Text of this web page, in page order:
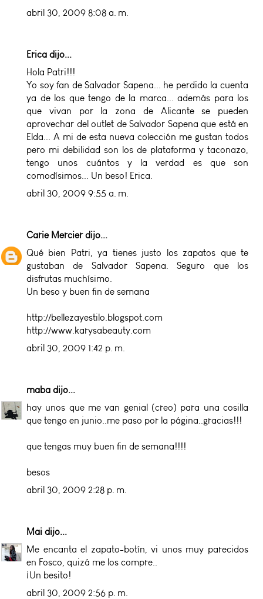
abril 30, 2009 8:08 a. m.
Erica dijo...
Hola Patri!!!
Yo soy fan de Salvador Sapena... he perdido la cuenta
ya de los que tengo de la marca... además para los
que vivan por la zona de Alicante se pueden
aprovechar del outlet de Salvador Sapena que está en
Elda... A mi de esta nueva colección me gustan todos
pero mi debilidad son los de plataforma y taconazo,
tengo unos cuántos y la verdad es que son
comodísimos... Un beso! Erica.
abril 30, 2009 9:55 a. m.
Carie Mercierdijo...
Qué bien Patri, ya tienes justo los zapatos que te
gustaban de Salvador Sapena. Seguro que los
disfrutas muchísimo.
Un beso y buen fin de semana
http://bellezayestilo.blogspot.com
http://www.karysabeauty.com
abril 30, 2009 1:42 p. m.
maba dijo...
hay unos que me van genial (creo) para una cosilla
que tengo en junio..me paso por la página..gracias!!!
que tengas muy buen fin de semana!!!!
besos
abril 30, 2009 2:28 p. m.
Mai dijo...
Me encanta el zapato-botín, vi unos muy parecidos
en Fosco, quizá me los compre..
¡Un besito!
abril 30, 2009 2:56 p. m.